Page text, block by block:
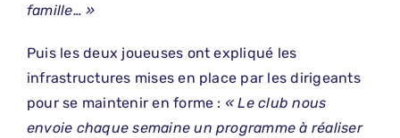
famille… »
Puis les deux joueuses ont expliqué les
infrastructures mises en place par les dirigeants
pour se maintenir en forme : « Le club nous
envoie chaque semaine un programme à réaliser